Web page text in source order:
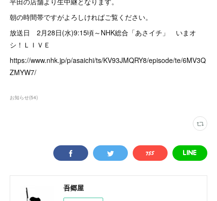
朝の時間帯ですがよろしければご覧ください。
放送日 2月28日(水)9:15頃～NHK総合「あさイチ」 いまオ
シ！ＬＩＶＥ
https://www.nhk.jp/p/asaichi/ts/KV93JMQRY8/episode/te/6MV3Q
ZMYW7/
お知らせ(54)
吾郷屋